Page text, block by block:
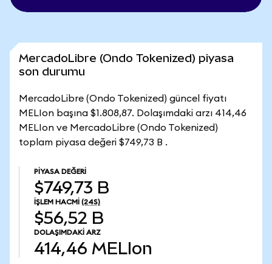
MercadoLibre (Ondo Tokenized) piyasa
son durumu
MercadoLibre (Ondo Tokenized) güncel fiyatı
MELIon başına $1.808,87. Dolaşımdaki arzı 414,46
MELIon ve MercadoLibre (Ondo Tokenized)
toplam piyasa değeri $749,73 B .
PIYASA DEĞERI
$749,73 B
İŞLEM HACMI (24S)
$56,52 B
DOLAŞIMDAKI ARZ
414,46 MELIon